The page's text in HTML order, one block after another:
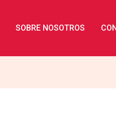
SOBRE NOSOTROS